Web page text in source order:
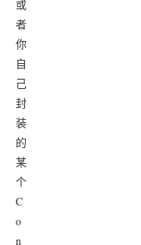
或
者
你
自
己
封
装
的
某
个
C
o
n